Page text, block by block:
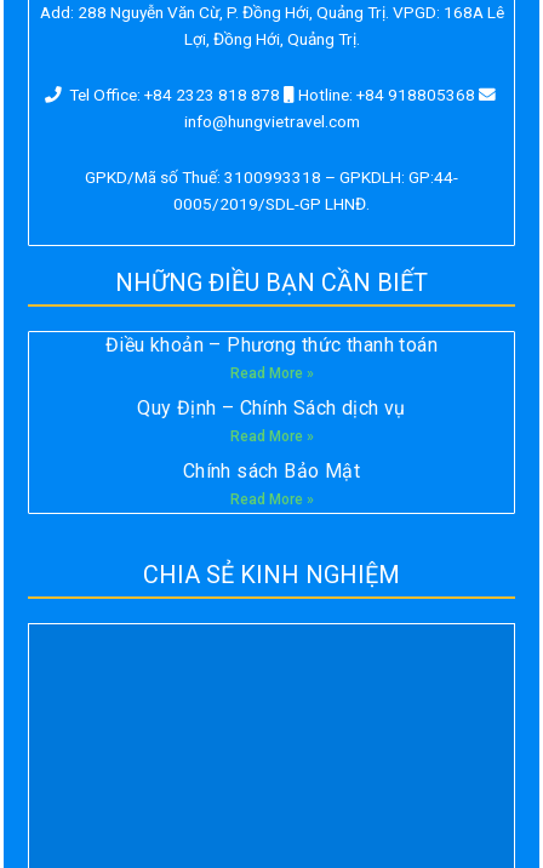
Add: 288 Nguyễn Văn Cừ, P. Đồng Hới, Quảng Trị. VPGD: 168A Lê
Lợi, Đồng Hới, Quảng Trị.
Tel Office: +84 2323 818 878
Hotline: +84 918805368
info@hungvietravel.com
GPKD/Mã số Thuế: 3100993318 – GPKDLH: GP:44-
0005/2019/SDL-GP LHNĐ.
NHỮNG ĐIỀU BẠN CẦN BIẾT
Điều khoản – Phương thức thanh toán
Read More »
Quy Định – Chính Sách dịch vụ
Read More »
Chính sách Bảo Mật
Read More »
CHIA SẺ KINH NGHIỆM